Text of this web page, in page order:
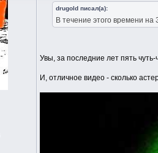
drugold писал(а):
В течение этого времени
Увы, за последние лет пять
И, отличное видео - сколько